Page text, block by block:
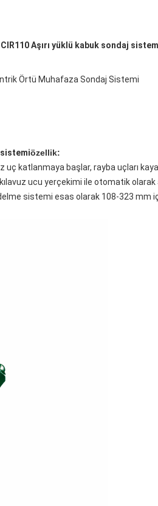
CIR110 Aşırı yüklü kabuk sondaj
Örtü Muhafaza Sondaj Sistemi
sistemiözellik:
uç katlanmaya başlar, rayba uçları
ucu yerçekimi ile otomatik olarak
sistemi esas olarak 108-323 mm